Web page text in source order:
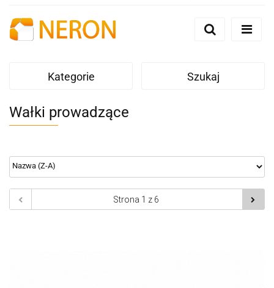
Zaloguj się
Zgody cookies
Kategorie Szukaj
Wałki prowadzące